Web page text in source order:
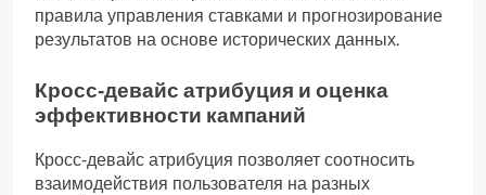
правила управления ставками и прогнозирование
результатов на основе исторических данных.
Кросс‑девайс атрибуция и оценка
эффективности кампаний
Кросс‑девайс атрибуция позволяет соотносить
взаимодействия пользователя на разных